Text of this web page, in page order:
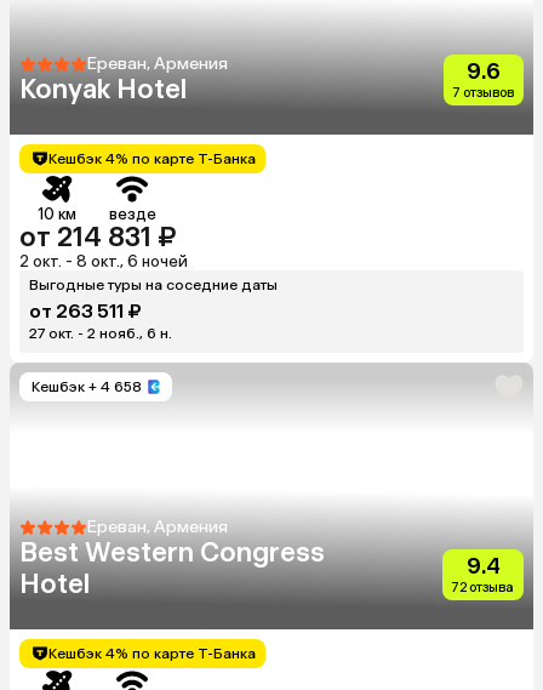
Ереван, Армения
Konyak Hotel
9.6
7 отзывов
Кешбэк 4% по карте Т-Банка
10 км везде
от 214 831 ₽
2 окт. - 8 окт., 6 ночей
Выгодные туры на соседние даты
от 263 511 ₽
27 окт. - 2 нояб., 6 н.
Кешбэк + 4 658
Ереван, Армения
Best Western Congress
Hotel
9.4
72 отзыва
Кешбэк 4% по карте Т-Банка